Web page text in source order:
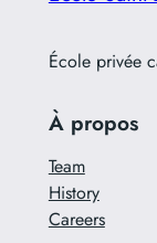
École privée
À propos
Team
History
Careers